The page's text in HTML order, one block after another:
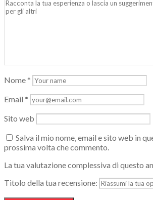
Nome*
Email *
Sito web
Salva il mio nome, email e sito web in
prossima volta che commento.
La tua valutazione complessiva di questo
Titolo della tua recensione: